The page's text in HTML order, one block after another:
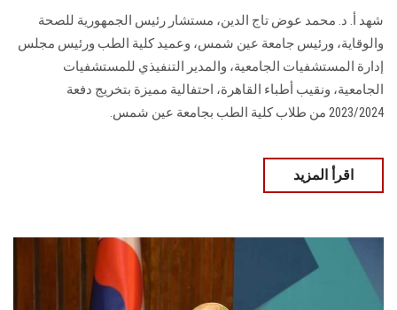
شهد أ. د. محمد عوض تاج الدين، مستشار رئيس الجمهورية للصحة
والوقاية، ورئيس جامعة عين شمس، وعميد كلية الطب ورئيس مجلس
إدارة المستشفيات الجامعية، والمدير التنفيذي للمستشفيات
الجامعية، ونقيب أطباء القاهرة، احتفالية مميزة بتخريج دفعة
2023/2024 من طلاب كلية الطب بجامعة عين شمس.
اقرأ المزيد